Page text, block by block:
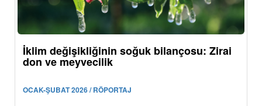
İklim değişikliğinin soğuk bilançosu: Zirai
don ve meyvecilik
OCAK-ŞUBAT 2026 / RÖPORTAJ